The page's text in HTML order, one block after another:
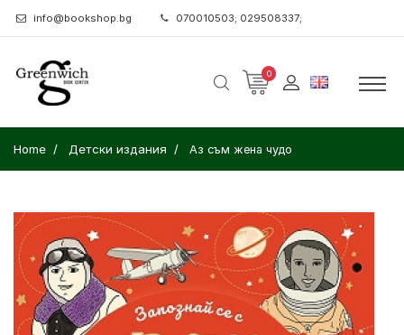
info@bookshop.bg 070010503; 029508337;
0
Home Детски издания Аз съм жена чудо